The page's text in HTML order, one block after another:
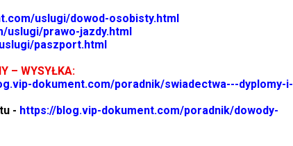
uslugi/dowod-osobisty.html
uslugi/prawo-jazdy.html
paszport.html
– WYSYŁKA:
dokument.com/poradnik/swiadectwa---dyplomy-i-
- https://blog.vip-dokument.com/poradnik/dowody-